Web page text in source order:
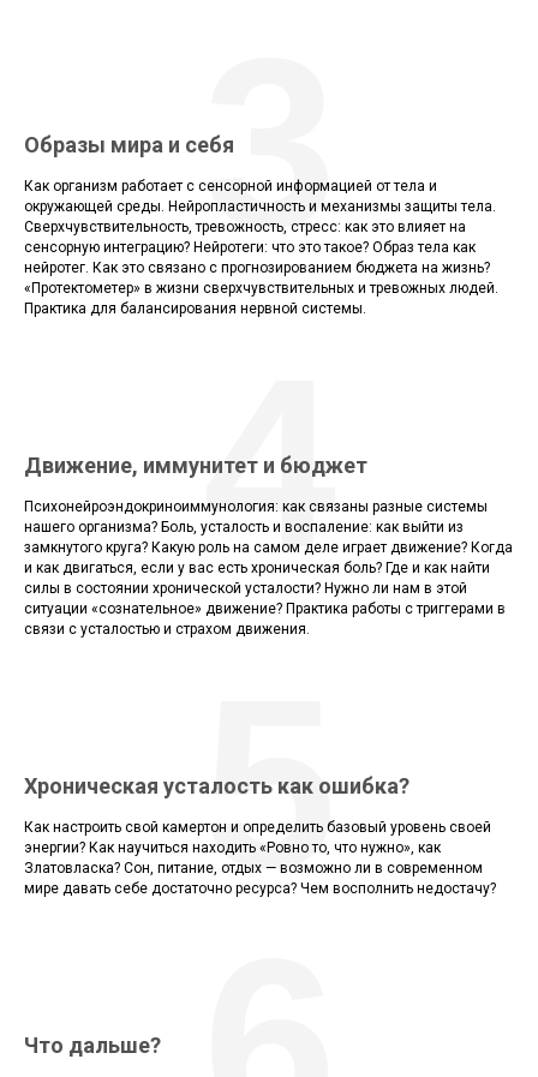
Образы мира и себя
Как организм работает с сенсорной информацией от тела и
окружающей среды. Нейропластичность и механизмы защиты тела.
Сверхчувствительность, тревожность, стресс: как это влияет на
сенсорную интеграцию? Нейротеги: что это такое? Образ тела как
нейротег. Как это связано с прогнозированием бюджета на жизнь?
«Протектометер» в жизни сверхчувствительных и тревожных людей.
Практика для балансирования нервной системы.
3
Движение, иммунитет и бюджет
Психонейроэндокриноиммунология: как связаны разные системы
нашего организма? Боль, усталость и воспаление: как выйти из
замкнутого круга? Какую роль на самом деле играет движение? Когда
и как двигаться, если у вас есть хроническая боль? Где и как найти
силы в состоянии хронической усталости? Нужно ли нам в этой
ситуации «сознательное» движение? Практика работы с триггерами в
связи с усталостью и страхом движения.
4
Хроническая усталость как ошибка?
Как настроить свой камертон и определить базовый уровень своей
энергии? Как научиться находить «Ровно то, что нужно», как
Златовласка? Сон, питание, отдых — возможно ли в современном
мире давать себе достаточно ресурса? Чем восполнить недостачу?
5
Что дальше?